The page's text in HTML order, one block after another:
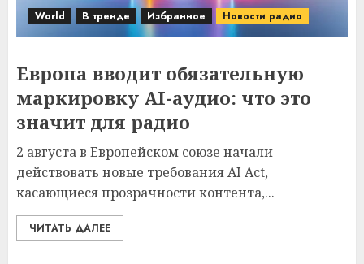
World В тренде Избранное Новости радио
Европа вводит обязательную
маркировку AI-аудио: что это
значит для радио
2 августа в Европейском союзе начали
действовать новые требования AI Act,
касающиеся прозрачности контента,...
ЧИТАТЬ ДАЛЕЕ